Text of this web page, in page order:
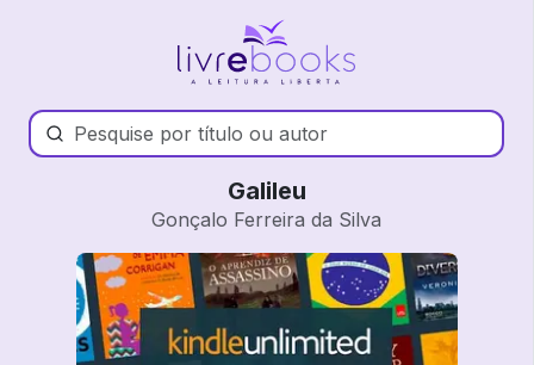
Galileu
Gonçalo Ferreira da Silva